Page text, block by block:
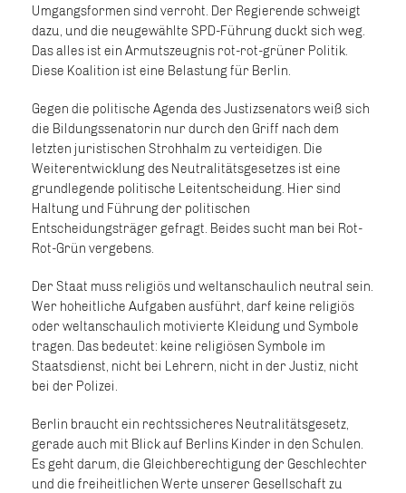
Umgangsformen sind verroht. Der Regierende schweigt
dazu, und die neugewählte SPD-Führung duckt sich weg.
Das alles ist ein Armutszeugnis rot-rot-grüner Politik.
Diese Koalition ist eine Belastung für Berlin.
Gegen die politische Agenda des Justizsenators weiß sich
die Bildungssenatorin nur durch den Griff nach dem
letzten juristischen Strohhalm zu verteidigen. Die
Weiterentwicklung des Neutralitätsgesetzes ist eine
grundlegende politische Leitentscheidung. Hier sind
Haltung und Führung der politischen
Entscheidungsträger gefragt. Beides sucht man bei Rot-
Rot-Grün vergebens.
Der Staat muss religiös und weltanschaulich neutral sein.
Wer hoheitliche Aufgaben ausführt, darf keine religiös
oder weltanschaulich motivierte Kleidung und Symbole
tragen. Das bedeutet: keine religiösen Symbole im
Staatsdienst, nicht bei Lehrern, nicht in der Justiz, nicht
bei der Polizei.
Berlin braucht ein rechtssicheres Neutralitätsgesetz,
gerade auch mit Blick auf Berlins Kinder in den Schulen.
Es geht darum, die Gleichberechtigung der Geschlechter
und die freiheitlichen Werte unserer Gesellschaft zu